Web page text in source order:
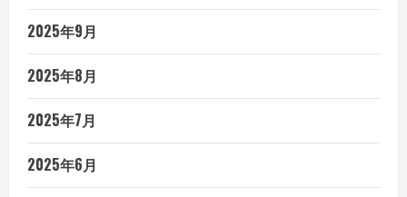
2025年9月
2025年8月
2025年7月
2025年6月